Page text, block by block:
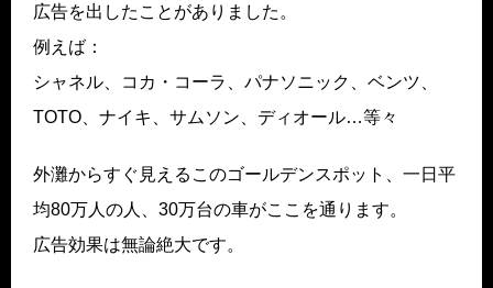
広告を出したことがありました。
例えば：
シャネル、コカ・コーラ、パナソニック、ベンツ、
TOTO、ナイキ、サムソン、ディオール…等々
外灘からすぐ見えるこのゴールデンスポット、一日平
均80万人の人、30万台の車がここを通ります。
広告効果は無論絶大です。